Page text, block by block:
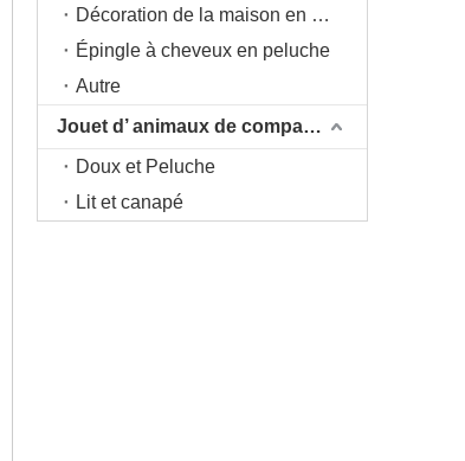
Décoration de la maison en peluche
Épingle à cheveux en peluche
Autre
Jouet d’ animaux de compagnie
Doux et Peluche
Lit et canapé